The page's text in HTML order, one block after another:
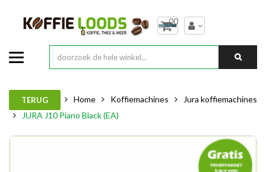
00
TERUG Home Koffiemachines
Jura koffiemachines
JURA J10 Piano Black (EA)